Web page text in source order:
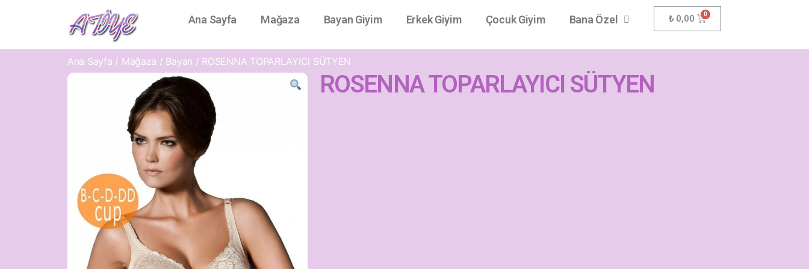
Ana Sayfa Mağaza Bayan Giyim Erkek Giyim Çocuk Giyim Bana Özel ₺ 0,00
Ana Sayfa / Mağaza / Bayan / ROSENNA TOPARLAYICI SÜTYEN
ROSENNA TOPARLAYICI SÜTYEN